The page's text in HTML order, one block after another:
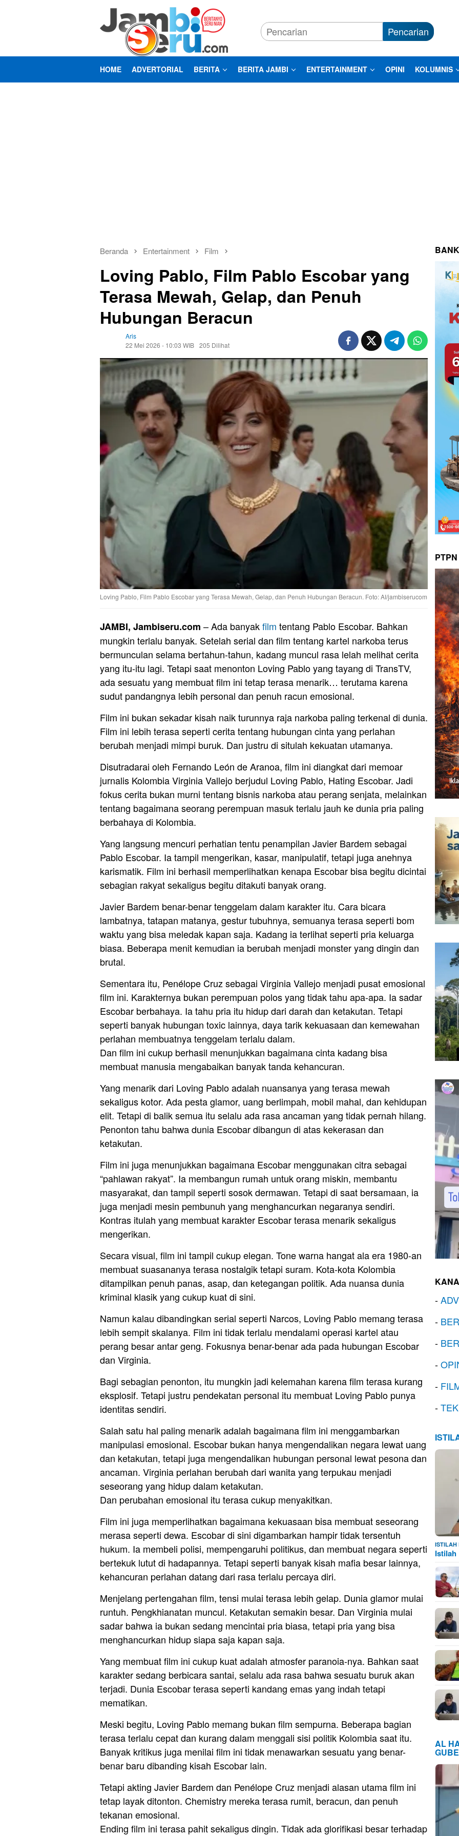
Pencarian
HOME ADVERTORIAL BERITA BERITA JAMBI ENTERTAINMENT OPINI KOLUMNIS
Beranda Entertainment Film
Loving Pablo, Film Pablo Escobar yang
Terasa Mewah, Gelap, dan Penuh
Hubungan Beracun
Aris
22 Mei 2026 - 10:03 WIB 205 Dilihat
Loving Pablo, Film Pablo Escobar yang Terasa Mewah, Gelap, dan Penuh Hubungan Beracun. Foto: AI/jambiserucom
JAMBI, Jambiseru.com – Ada banyakfilm tentang Pablo Escobar. Bahkan
mungkin terlalu banyak. Setelah serial dan film tentang kartel narkoba terus
bermunculan selama bertahun-tahun, kadang muncul rasa lelah melihat cerita
yang itu-itu lagi. Tetapi saat menonton Loving Pablo yang tayang di TransTV,
ada sesuatu yang membuat film ini tetap terasa menarik… terutama karena
sudut pandangnya lebih personal dan penuh racun emosional.
Film ini bukan sekadar kisah naik turunnya raja narkoba paling terkenal di dunia.
Film ini lebih terasa seperti cerita tentang hubungan cinta yang perlahan
berubah menjadi mimpi buruk. Dan justru di situlah kekuatan utamanya.
Disutradarai oleh Fernando León de Aranoa, film ini diangkat dari memoar
jurnalis Kolombia Virginia Vallejo berjudul Loving Pablo, Hating Escobar. Jadi
fokus cerita bukan murni tentang bisnis narkoba atau perang senjata, melainkan
tentang bagaimana seorang perempuan masuk terlalu jauh ke dunia pria paling
berbahaya di Kolombia.
Yang langsung mencuri perhatian tentu penampilan Javier Bardem sebagai
Pablo Escobar. Ia tampil mengerikan, kasar, manipulatif, tetapi juga anehnya
karismatik. Film ini berhasil memperlihatkan kenapa Escobar bisa begitu dicintai
sebagian rakyat sekaligus begitu ditakuti banyak orang.
Javier Bardem benar-benar tenggelam dalam karakter itu. Cara bicara
lambatnya, tatapan matanya, gestur tubuhnya, semuanya terasa seperti bom
waktu yang bisa meledak kapan saja. Kadang ia terlihat seperti pria keluarga
biasa. Beberapa menit kemudian ia berubah menjadi monster yang dingin dan
brutal.
Sementara itu, Penélope Cruz sebagai Virginia Vallejo menjadi pusat emosional
film ini. Karakternya bukan perempuan polos yang tidak tahu apa-apa. Ia sadar
Escobar berbahaya. Ia tahu pria itu hidup dari darah dan ketakutan. Tetapi
seperti banyak hubungan toxic lainnya, daya tarik kekuasaan dan kemewahan
perlahan membuatnya tenggelam terlalu dalam.
Dan film ini cukup berhasil menunjukkan bagaimana cinta kadang bisa
membuat manusia mengabaikan banyak tanda kehancuran.
Yang menarik dari Loving Pablo adalah nuansanya yang terasa mewah
sekaligus kotor. Ada pesta glamor, uang berlimpah, mobil mahal, dan kehidupan
elit. Tetapi di balik semua itu selalu ada rasa ancaman yang tidak pernah hilang.
Penonton tahu bahwa dunia Escobar dibangun di atas kekerasan dan
ketakutan.
Film ini juga menunjukkan bagaimana Escobar menggunakan citra sebagai
“pahlawan rakyat”. Ia membangun rumah untuk orang miskin, membantu
masyarakat, dan tampil seperti sosok dermawan. Tetapi di saat bersamaan, ia
juga menjadi mesin pembunuh yang menghancurkan negaranya sendiri.
Kontras itulah yang membuat karakter Escobar terasa menarik sekaligus
mengerikan.
Secara visual, film ini tampil cukup elegan. Tone warna hangat ala era 1980-an
membuat suasananya terasa nostalgik tetapi suram. Kota-kota Kolombia
ditampilkan penuh panas, asap, dan ketegangan politik. Ada nuansa dunia
kriminal klasik yang cukup kuat di sini.
Namun kalau dibandingkan serial seperti Narcos, Loving Pablo memang terasa
lebih sempit skalanya. Film ini tidak terlalu mendalami operasi kartel atau
perang besar antar geng. Fokusnya benar-benar ada pada hubungan Escobar
dan Virginia.
Bagi sebagian penonton, itu mungkin jadi kelemahan karena film terasa kurang
eksplosif. Tetapi justru pendekatan personal itu membuat Loving Pablo punya
identitas sendiri.
Salah satu hal paling menarik adalah bagaimana film ini menggambarkan
manipulasi emosional. Escobar bukan hanya mengendalikan negara lewat uang
dan ketakutan, tetapi juga mengendalikan hubungan personal lewat pesona dan
ancaman. Virginia perlahan berubah dari wanita yang terpukau menjadi
seseorang yang hidup dalam ketakutan.
Dan perubahan emosional itu terasa cukup menyakitkan.
Film ini juga memperlihatkan bagaimana kekuasaan bisa membuat seseorang
merasa seperti dewa. Escobar di sini digambarkan hampir tidak tersentuh
hukum. Ia membeli polisi, mempengaruhi politikus, dan membuat negara seperti
bertekuk lutut di hadapannya. Tetapi seperti banyak kisah mafia besar lainnya,
kehancuran perlahan datang dari rasa terlalu percaya diri.
Menjelang pertengahan film, tensi mulai terasa lebih gelap. Dunia glamor mulai
runtuh. Pengkhianatan muncul. Ketakutan semakin besar. Dan Virginia mulai
sadar bahwa ia bukan sedang mencintai pria biasa, tetapi pria yang bisa
menghancurkan hidup siapa saja kapan saja.
Yang membuat film ini cukup kuat adalah atmosfer paranoia-nya. Bahkan saat
karakter sedang berbicara santai, selalu ada rasa bahwa sesuatu buruk akan
terjadi. Dunia Escobar terasa seperti kandang emas yang indah tetapi
mematikan.
Meski begitu, Loving Pablo memang bukan film sempurna. Beberapa bagian
terasa terlalu cepat dan kurang dalam menggali sisi politik Kolombia saat itu.
Banyak kritikus juga menilai film ini tidak menawarkan sesuatu yang benar-
benar baru dibanding kisah Escobar lain.
Tetapi akting Javier Bardem dan Penélope Cruz menjadi alasan utama film ini
tetap layak ditonton. Chemistry mereka terasa rumit, beracun, dan penuh
tekanan emosional.
Ending film ini terasa pahit sekaligus dingin. Tidak ada glorifikasi besar terhadap
-
-
-
-
-
-
ISTILAH
Istilah
AL